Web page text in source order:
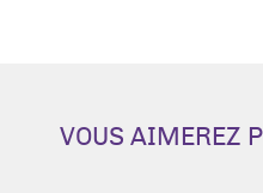
VOUS AIMEREZ